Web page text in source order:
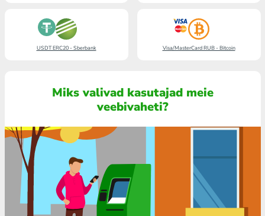
USDT ERC20 - Sberbank Visa/MasterCard RUB - Bitcoin
Miks valivad kasutajad meie
veebivaheti?